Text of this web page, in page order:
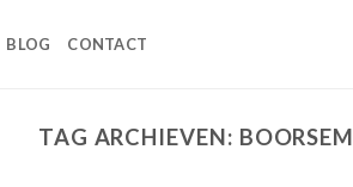
BLOG CONTACT
TAG ARCHIEVEN: BOORSEM